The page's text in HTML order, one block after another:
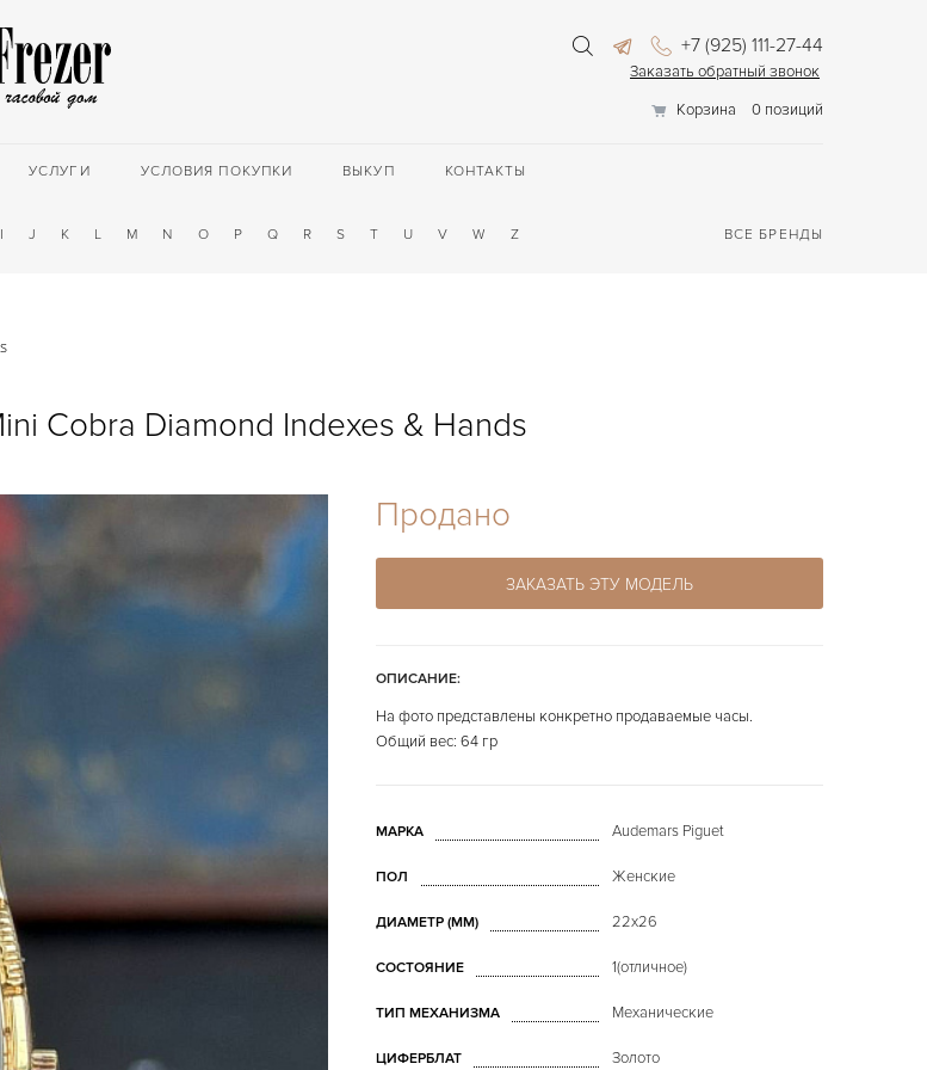
+7 (925) 111-27-44
Заказать обратный звонок
Корзина
0 позиций
УСЛУГИ УСЛОВИЯ ПОКУПКИ ВЫКУП КОНТАКТЫ
I J K L M N O P Q R S T U V W Z ВСЕ БРЕНДЫ
Cobra Diamond Indexes & Hands
Продано
ЗАКАЗАТЬ ЭТУ МОДЕЛЬ
ОПИСАНИЕ:
На фото представлены конкретно продаваемые часы.
Общий вес: 64 гр
МАРКА Audemars Piguet
ПОЛ Женские
ДИАМЕТР (MM) 22х26
СОСТОЯНИЕ 1(отличное)
ТИП МЕХАНИЗМА Механические
ЦИФЕРБЛАТ Золото